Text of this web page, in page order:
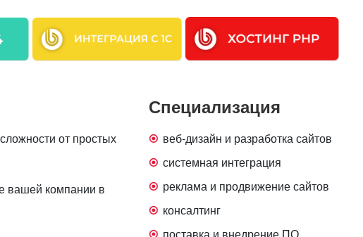
от простых
вашей компании в
Специализация
веб-дизайн и разработка сайтов
системная интеграция
реклама и продвижение сайтов
консалтинг